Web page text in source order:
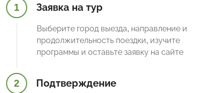
1 Заявка на тур
Выберите город выезда, направление и
продолжительность поездки, изучите
программы и оставьте заявку на сайте
2 Подтверждение